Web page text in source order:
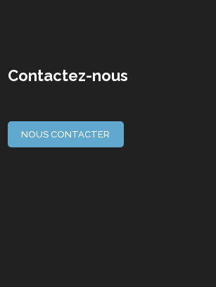
Contactez-nous
NOUS CONTACTER